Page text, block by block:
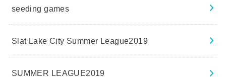
seeding games
Slat Lake City Summer League2019
SUMMER LEAGUE2019